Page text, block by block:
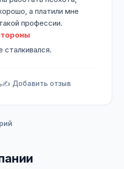
а платили мне
профессии.
сталкивался.
✍️ Добавить отзыв